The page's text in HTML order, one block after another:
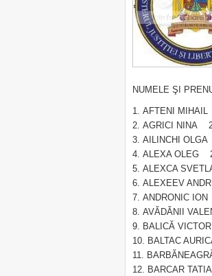
NUMELE ŞI
AFTENI
AGRICI NINA
AILINCHI
ALEXA OLEG
ALEXCA
ALEXEEV
ANDRONIC
AVĂDĂNII
BALICĂ
BALTAC
BARCAR